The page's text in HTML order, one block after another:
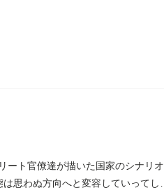
ート官僚達が描いた国家のシナリオ
思わぬ方向へと変容していってし